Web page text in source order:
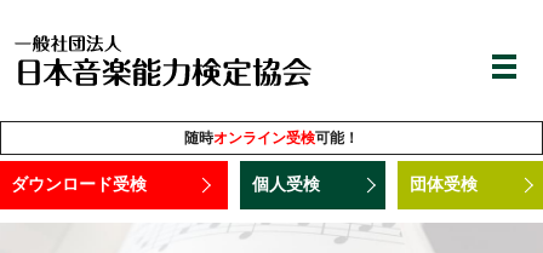
随時オンライン受検可能！
ダウンロード受検 個人受検 団体受検